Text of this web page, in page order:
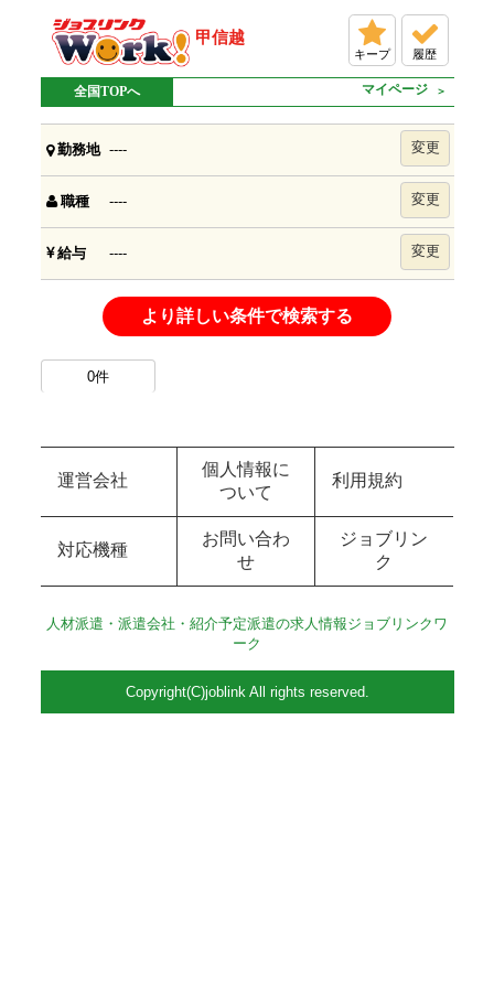
甲信越
キープ 履歴
全国TOPへ マイページ
勤務地 ---- 変更
職種 ---- 変更
給与 ---- 変更
より詳しい条件で検索する
0件
運営会社
個人情報に
ついて
利用規約
対応機種
お問い合わ
せ
ジョブリン
ク
人材派遣・派遣会社・紹介予定派遣の求人情報ジョブリンクワ
ーク
Copyright(C)joblink All rights reserved.